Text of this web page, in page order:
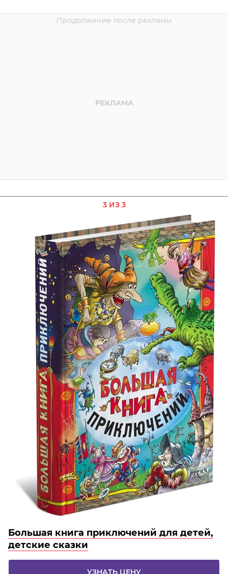
3 ИЗ 3
Большая книга приключений для детей,
детские сказки
УЗНАТЬ ЦЕНУ